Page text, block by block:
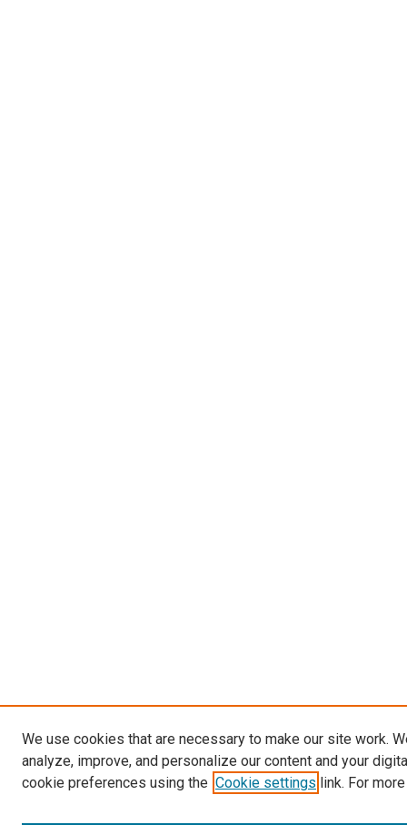
We use cookies that are necessary to make our site work.
analyze, improve, and personalize our content and your
cookie preferences using the Cookie settings link. For